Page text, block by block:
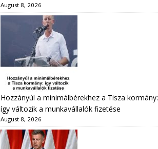
August 8, 2026
Hozzányúl a minimálbérekhez a Tisza kormány:
így változik a munkavállalók fizetése
August 8, 2026